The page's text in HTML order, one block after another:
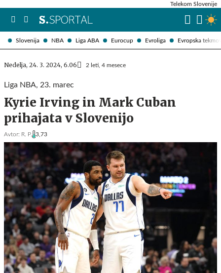
Slovenija NBA Liga ABA Eurocup Evroliga Evropska
Telekom Slovenije
Nedelja, 24. 3. 2024, 6.06 2 leti, 4 mesece
Liga NBA, 23. marec
Kyrie Irving in Mark Cuban
prihajata v Slovenijo
Avtor: R. P. 3,73